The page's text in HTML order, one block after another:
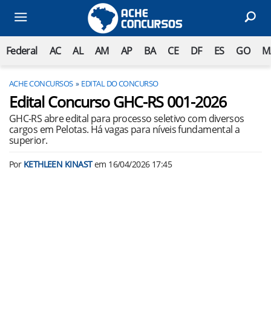
Federal AC AL AM AP BA CE DF ES GO
ACHE CONCURSOS EDITAL DO CONCURSO
Edital Concurso GHC-RS 001-2026
GHC-RS abre edital para processo seletivo com diversos
cargos em Pelotas. Há vagas para níveis fundamental a
superior.
Por KETHLEEN KINASTem 16/04/2026 17:45